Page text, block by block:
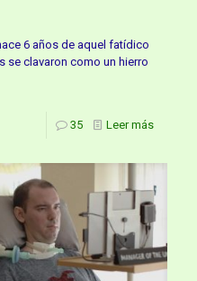
6 años de aquel fatídico
se clavaron como un hierro
35 Leer más